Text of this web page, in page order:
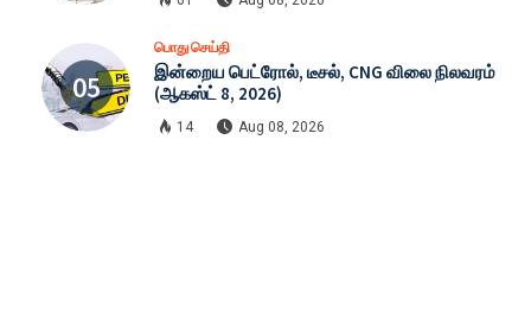
பொது செய்தி
இன்றைய பெட்ரோல், டீசல், CNG விலை நிலவரம்
(ஆகஸ்ட் 8, 2026)
14 Aug 08, 2026